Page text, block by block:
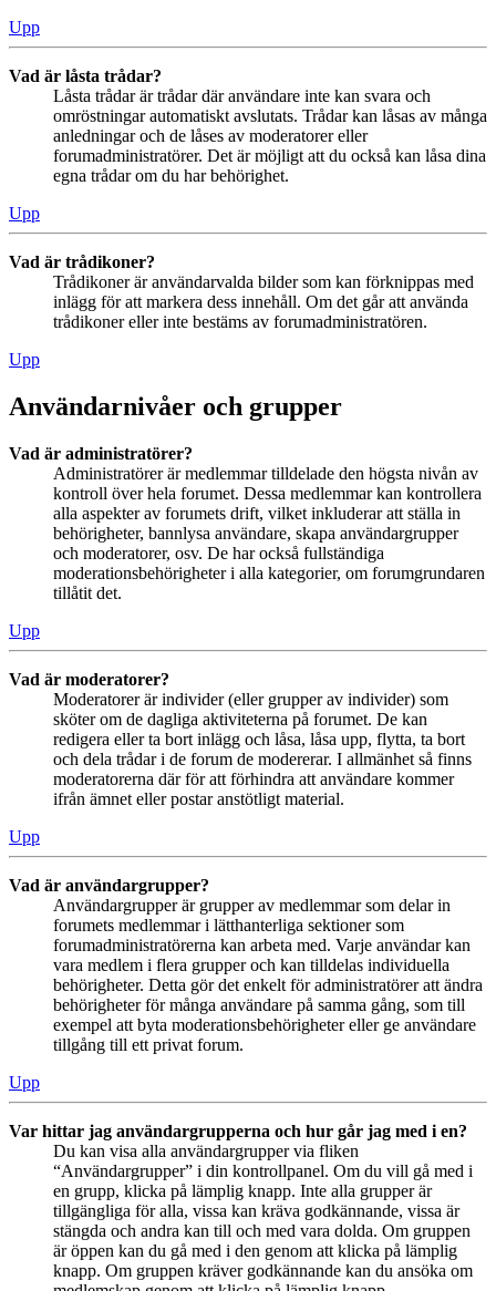
Upp
Vad är låsta trådar?
Låsta trådar är trådar där användare inte kan svara och
omröstningar automatiskt avslutats. Trådar kan låsas av många
anledningar och de låses av moderatorer eller
forumadministratörer. Det är möjligt att du också kan låsa dina
egna trådar om du har behörighet.
Upp
Vad är trådikoner?
Trådikoner är användarvalda bilder som kan förknippas med
inlägg för att markera dess innehåll. Om det går att använda
trådikoner eller inte bestäms av forumadministratören.
Upp
Användarnivåer och grupper
Vad är administratörer?
Administratörer är medlemmar tilldelade den högsta nivån av
kontroll över hela forumet. Dessa medlemmar kan kontrollera
alla aspekter av forumets drift, vilket inkluderar att ställa in
behörigheter, bannlysa användare, skapa användargrupper
och moderatorer, osv. De har också fullständiga
moderationsbehörigheter i alla kategorier, om forumgrundaren
tillåtit det.
Upp
Vad är moderatorer?
Moderatorer är individer (eller grupper av individer) som
sköter om de dagliga aktiviteterna på forumet. De kan
redigera eller ta bort inlägg och låsa, låsa upp, flytta, ta bort
och dela trådar i de forum de modererar. I allmänhet så finns
moderatorerna där för att förhindra att användare kommer
ifrån ämnet eller postar anstötligt material.
Upp
Vad är användargrupper?
Användargrupper är grupper av medlemmar som delar in
forumets medlemmar i lätthanterliga sektioner som
forumadministratörerna kan arbeta med. Varje användar kan
vara medlem i flera grupper och kan tilldelas individuella
behörigheter. Detta gör det enkelt för administratörer att ändra
behörigheter för många användare på samma gång, som till
exempel att byta moderationsbehörigheter eller ge användare
tillgång till ett privat forum.
Upp
Var hittar jag användargrupperna och hur går jag med i en?
Du kan visa alla användargrupper via fliken
“Användargrupper” i din kontrollpanel. Om du vill gå med i
en grupp, klicka på lämplig knapp. Inte alla grupper är
tillgängliga för alla, vissa kan kräva godkännande, vissa är
stängda och andra kan till och med vara dolda. Om gruppen
är öppen kan du gå med i den genom att klicka på lämplig
knapp. Om gruppen kräver godkännande kan du ansöka om